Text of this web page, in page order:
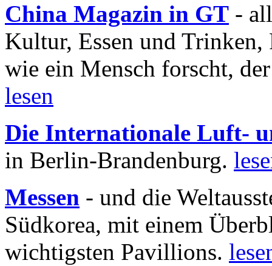
China Magazin in GT -
Kultur, Essen und
wie ein Mensch forscht,
lesen
Die Internationale Luft-
in Berlin-Brandenburg.
Messen - und die
Südkorea, mit einem
wichtigsten Pavillions.